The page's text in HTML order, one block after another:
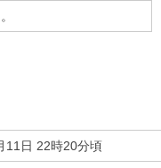
11日 22時20分頃